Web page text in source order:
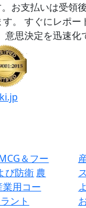
お支払いは受領
。
すぐにレポー
思決定を迅速化
＆フー
び防衛 農
業用コー
ント